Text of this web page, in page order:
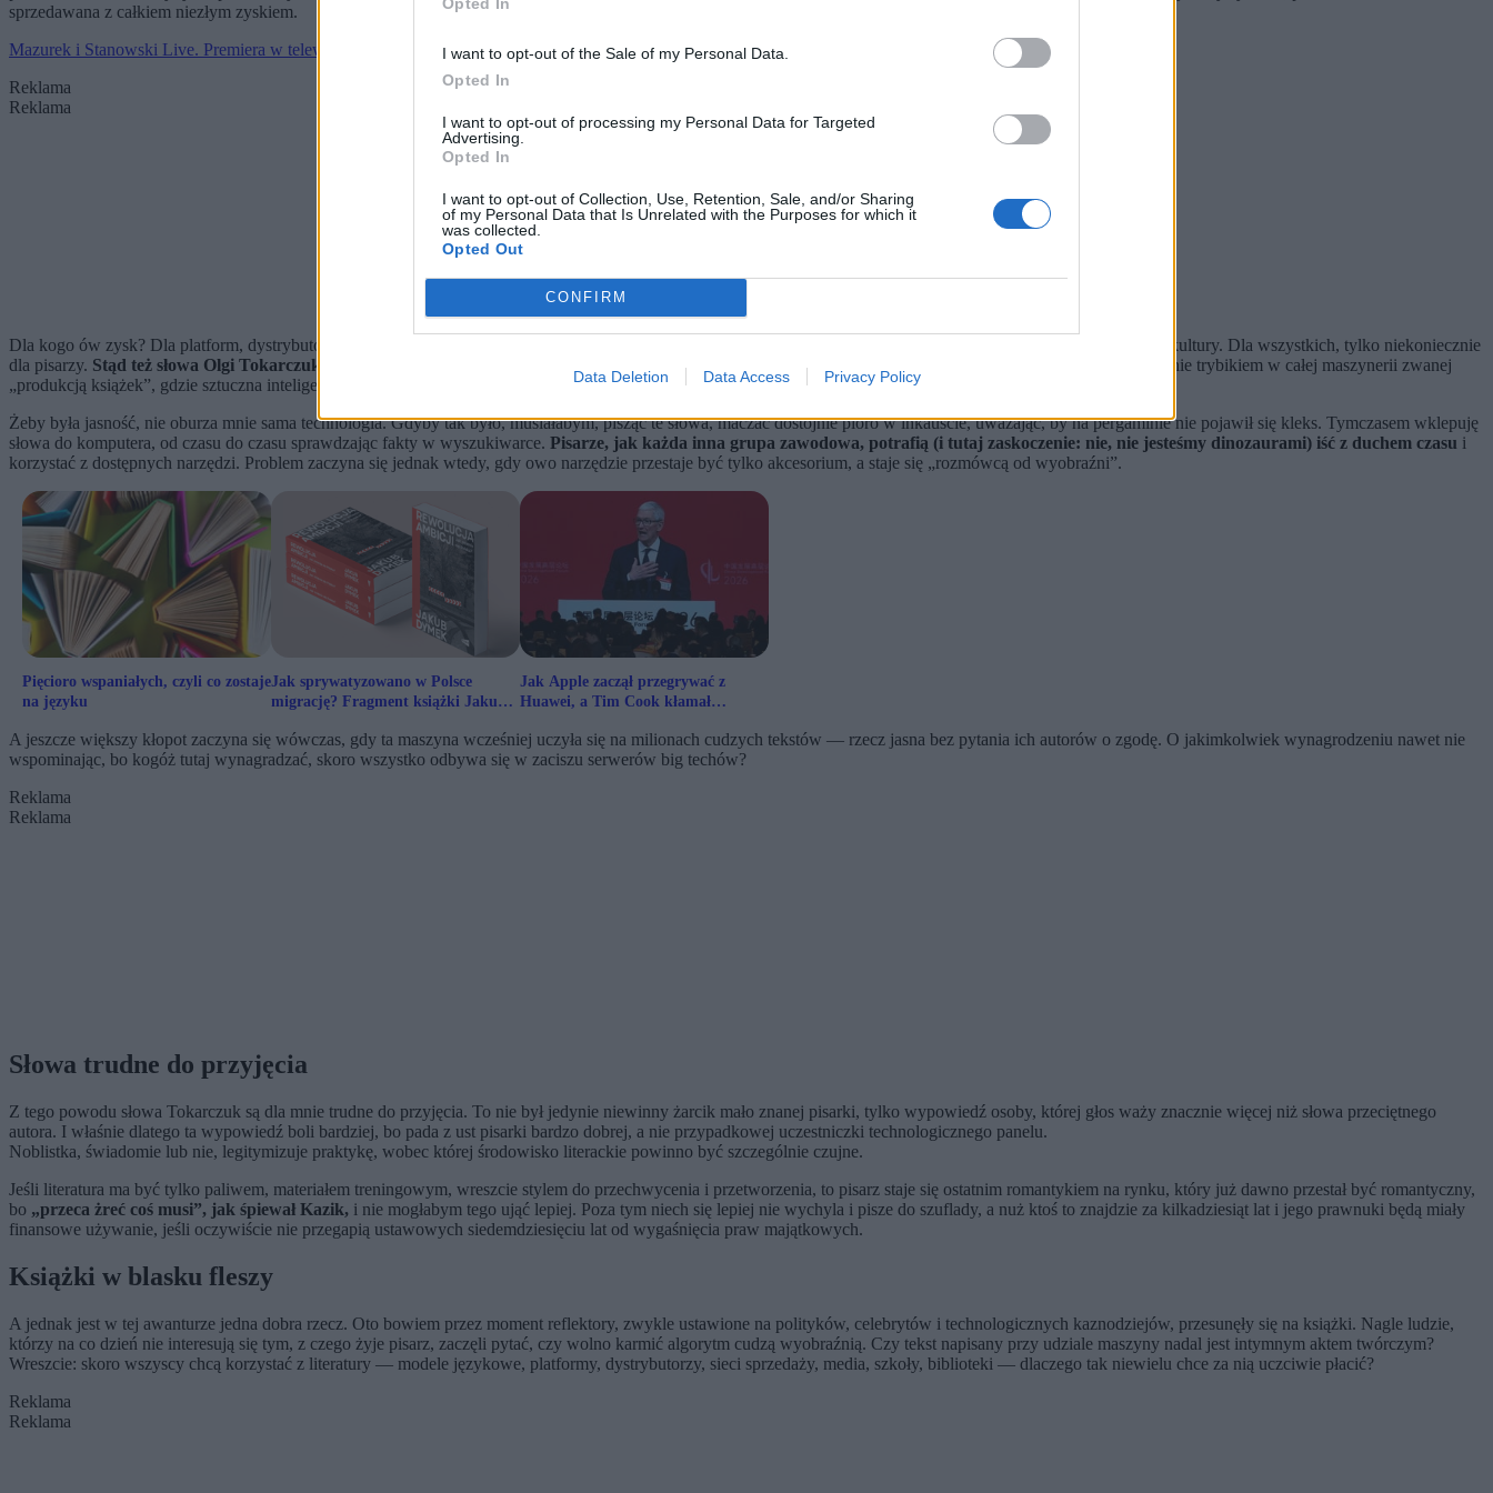
I want to opt-out of the Sale of my Personal Data.
Opted In
I want to opt-out of processing my Personal Data for Targeted
Advertising.
Opted In
I want to opt-out of Collection, Use, Retention, Sale, and/or Sharing
of my Personal Data that Is Unrelated with the Purposes for which it
was collected.
Opted Out
CONFIRM
Data Deletion Data Access Privacy Policy
sprzedawana z całkiem niezłym zyskiem.
Mazurek i Stanowski Live. Premiera w telewizji ZERO
Reklama
Reklama
Dla kogo ów zysk? Dla platform, dystrybutorów, sieci sprzedaży, pośredników, technologicznych gigantów, czasem też dla państwa, które lubi ogrzać się w ciepełku kultury. Dla wszystkich, tylko niekoniecznie
dla pisarzy. Stąd też słowa Olgi Tokarczuk mogą tylko utwierdzić w przekonaniu, że status quo
powinno zostać zachowane — wszak my, pisarze, jesteśmy jedynie trybikiem w całej maszynerii zwanej
„produkcją książek”, gdzie sztuczna inteligencja zaczyna bez pardonu panoszyć się niczym nieproszony gość, ochoczo anektując nasze łóżka, szafy i ulubione kapcie.
Żeby była jasność, nie oburza mnie sama technologia. Gdyby tak było, musiałabym, pisząc te słowa, maczać dostojnie pióro w inkauście, uważając, by na pergaminie nie pojawił się kleks. Tymczasem wklepuję
słowa do komputera, od czasu do czasu sprawdzając fakty w wyszukiwarce. Pisarze, jak każda inna grupa zawodowa, potrafią (i tutaj zaskoczenie: nie, nie jesteśmy dinozaurami) iść z duchem czasu i
korzystać z dostępnych narzędzi. Problem zaczyna się jednak wtedy, gdy owo narzędzie przestaje być tylko akcesorium, a staje się „rozmówcą od wyobraźni”.
Pięcioro wspaniałych, czyli co zostaje
na języku
Jak sprywatyzowano w Polsce
migrację? Fragment książki Jakuba
Jak Apple zaczął przegrywać z
Huawei, a Tim Cook kłamał
A jeszcze większy kłopot zaczyna się wówczas, gdy ta maszyna wcześniej uczyła się na milionach cudzych tekstów — rzecz jasna bez pytania ich autorów o zgodę. O jakimkolwiek wynagrodzeniu nawet nie
wspominając, bo kogóż tutaj wynagradzać, skoro wszystko odbywa się w zaciszu serwerów big techów?
Reklama
Reklama
Słowa trudne do przyjęcia
Z tego powodu słowa Tokarczuk są dla mnie trudne do przyjęcia. To nie był jedynie niewinny żarcik mało znanej pisarki, tylko wypowiedź osoby, której głos waży znacznie więcej niż słowa przeciętnego
autora. I właśnie dlatego ta wypowiedź boli bardziej, bo pada z ust pisarki bardzo dobrej, a nie przypadkowej uczestniczki technologicznego panelu.
Noblistka, świadomie lub nie, legitymizuje praktykę, wobec której środowisko literackie powinno być szczególnie czujne.
Jeśli literatura ma być tylko paliwem, materiałem treningowym, wreszcie stylem do przechwycenia i przetworzenia, to pisarz staje się ostatnim romantykiem na rynku, który już dawno przestał być romantyczny,
bo „przeca żreć coś musi”, jak śpiewał Kazik, i nie mogłabym tego ująć lepiej. Poza tym niech się lepiej nie wychyla i pisze do szuflady, a nuż ktoś to znajdzie za kilkadziesiąt lat i jego prawnuki będą miały
finansowe używanie, jeśli oczywiście nie przegapią ustawowych siedemdziesięciu lat od wygaśnięcia praw majątkowych.
Książki w blasku fleszy
A jednak jest w tej awanturze jedna dobra rzecz. Oto bowiem przez moment reflektory, zwykle ustawione na polityków, celebrytów i technologicznych kaznodziejów, przesunęły się na książki. Nagle ludzie,
którzy na co dzień nie interesują się tym, z czego żyje pisarz, zaczęli pytać, czy wolno karmić algorytm cudzą wyobraźnią. Czy tekst napisany przy udziale maszyny nadal jest intymnym aktem twórczym?
Wreszcie: skoro wszyscy chcą korzystać z literatury — modele językowe, platformy, dystrybutorzy, sieci sprzedaży, media, szkoły, biblioteki — dlaczego tak niewielu chce za nią uczciwie płacić?
Reklama
Reklama